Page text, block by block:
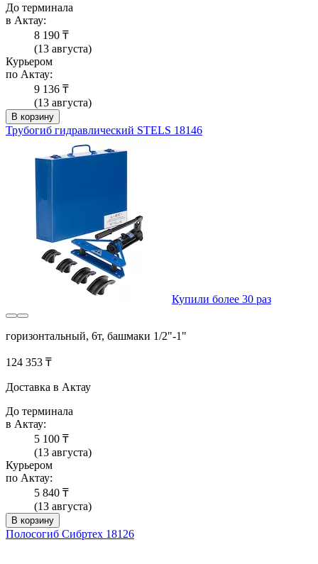
До терминала
в Актау:
8 190 ₸
(13 августа)
Курьером
по Актау:
9 136 ₸
(13 августа)
В корзину
Трубогиб гидравлический STELS 18146
Купили более 30 раз
горизонтальный, 6т, башмаки 1/2"-1"
124 353 ₸
Доставка в Актау
До терминала
в Актау:
5 100 ₸
(13 августа)
Курьером
по Актау:
5 840 ₸
(13 августа)
В корзину
Полосогиб Сибртех 18126